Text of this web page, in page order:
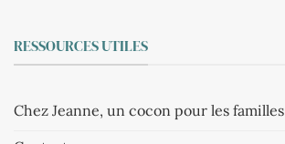
RESSOURCES UTILES
Chez Jeanne, un cocon pour les familles